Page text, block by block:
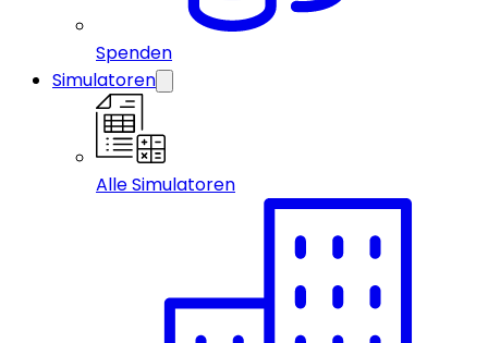
Spenden
Simulatoren
Alle Simulatoren